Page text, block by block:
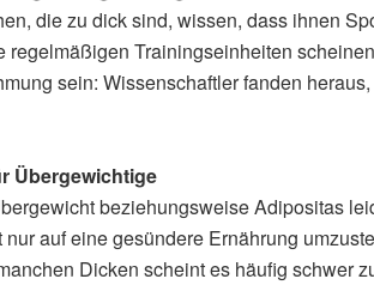
die zu dick sind, wissen, dass ihnen
regelmäßigen Trainingseinheiten
sein: Wissenschaftler fanden
Übergewichtige
beziehungsweise Adipositas
auf eine gesündere Ernährung
Dicken scheint es häufig schwer